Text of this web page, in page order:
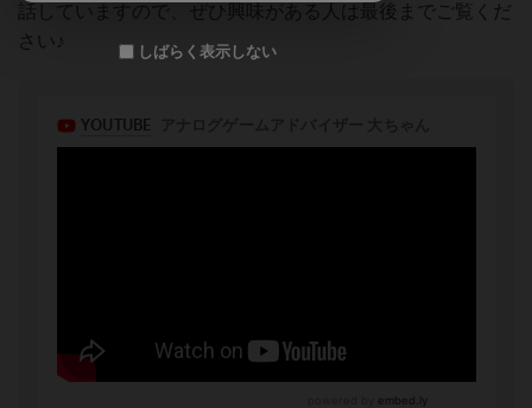
話していますので、ぜひ興味がある人は最後までご覧くだ
さい♪
しばらく表示しない